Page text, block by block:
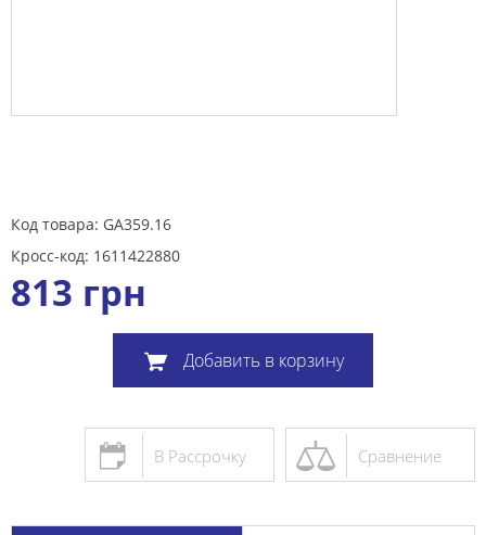
Код товара: GA359.16
Кросс-код: 1611422880
813 грн
Добавить в корзину
Сравнение
В Рассрочку